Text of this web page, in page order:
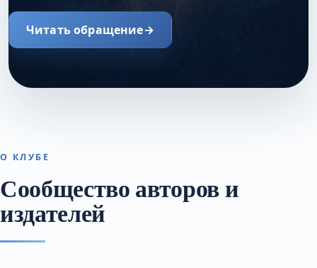
Читать обращение→
О КЛУБЕ
Сообщество авторов и
издателей